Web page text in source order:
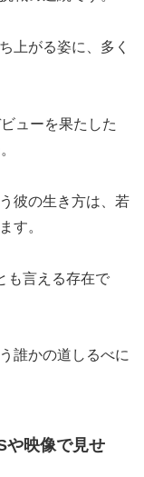
上がる姿に、多く
ューを果たした
彼の生き方は、若
す。
も言える存在で
誰かの道しるべに
や映像で見せ